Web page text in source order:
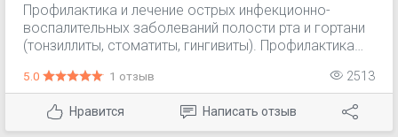
Профилактика и лечение острых инфекционно-
воспалительных заболеваний полости рта и гортани
(тонзиллиты, стоматиты, гингивиты). Профилактика
удаления зубов.
5.0 1 отзыв 2513
Нравится Написать отзыв